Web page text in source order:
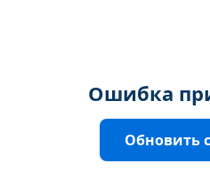
Ошибка
Обновить